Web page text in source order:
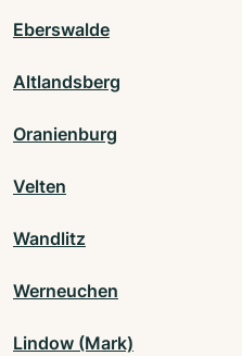
Eberswalde
Altlandsberg
Oranienburg
Velten
Wandlitz
Werneuchen
Lindow (Mark)